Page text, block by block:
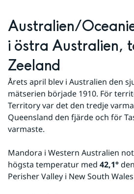
Australien/
i östra Australien,
Zeeland
Årets april blev i Australien den
mätserien började 1910. För
Territory var det den tredje
Queensland den fjärde och för
varmaste.
Mandora i Western Australien
högsta temperatur med 42,1°
Perisher Valley i New South